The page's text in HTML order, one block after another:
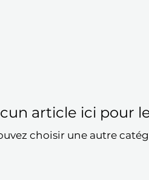
article ici pour
choisir une autre